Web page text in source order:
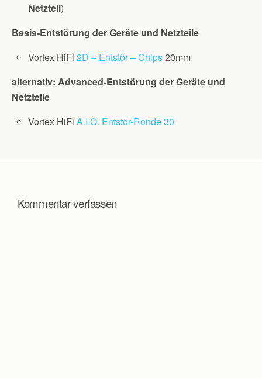
Netzteil)
Basis-Entstörung der Geräte und Netzteile
Vortex HiFi 2D – Entstör – Chips20mm
alternativ: Advanced-Entstörung der Geräte und
Netzteile
Vortex HiFiA.I.O. Entstör-Ronde 30
Kommentar verfassen